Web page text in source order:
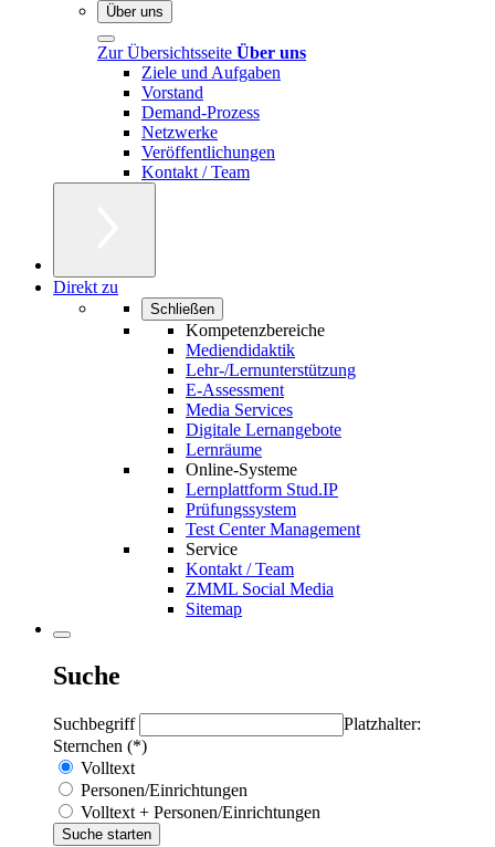
Über uns
Zur Übersichtsseite Über uns
Ziele und Aufgaben
Vorstand
Demand-Prozess
Netzwerke
Veröffentlichungen
Kontakt / Team
Direkt zu
Schließen
Kompetenzbereiche
Mediendidaktik
Lehr-/Lernunterstützung
E-Assessment
Media Services
Digitale Lernangebote
Lernräume
Online-Systeme
Lernplattform Stud.IP
Prüfungssystem
Test Center Management
Service
Kontakt / Team
ZMML Social Media
Sitemap
Suche
Suchbegriff
Platzhalter:
Sternchen (*)
Volltext
Personen/Einrichtungen
Volltext + Personen/Einrichtungen